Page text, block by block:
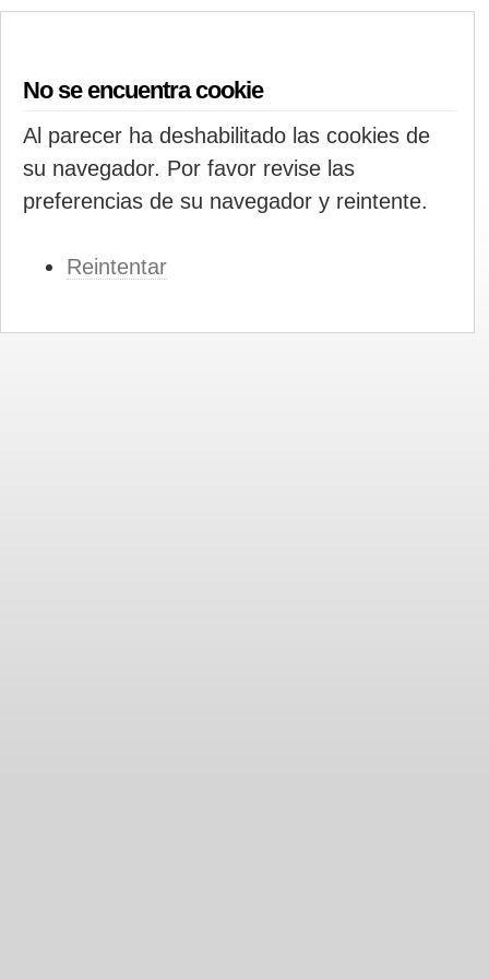
No se encuentra cookie
Al parecer ha deshabilitado las cookies de
su navegador. Por favor revise las
preferencias de su navegador y reintente.
Reintentar